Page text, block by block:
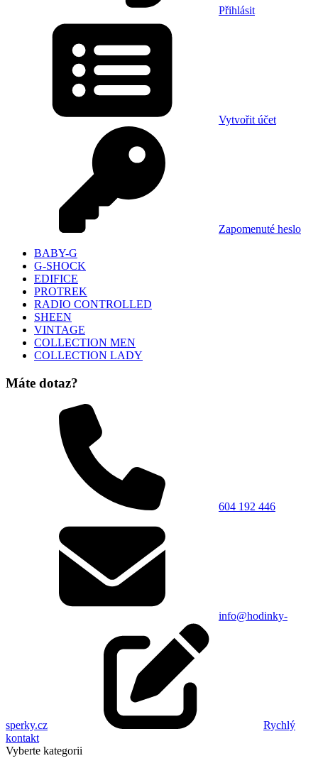
Přihlásit
Vytvořit účet
Zapomenuté heslo
BABY-G
G-SHOCK
EDIFICE
PROTREK
RADIO CONTROLLED
SHEEN
VINTAGE
COLLECTION MEN
COLLECTION LADY
Máte dotaz?
604 192 446
info@hodinky-
sperky.cz
Rychlý
kontakt
Vyberte kategorii